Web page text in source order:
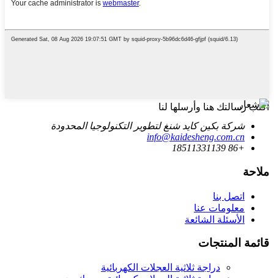
اكتب رسالتك هنا وأرسلها لنا
شركة بكين كايد شنغ لتطوير التكنولوجيا المحدودة
info@kaidesheng.com.cn
+86 18511331139
ملاحة
اتصل بنا
معلومات عنا
الأسئلة الشائعة
قائمة المنتجات
دراجة ثلاثية العجلات الكهربائية